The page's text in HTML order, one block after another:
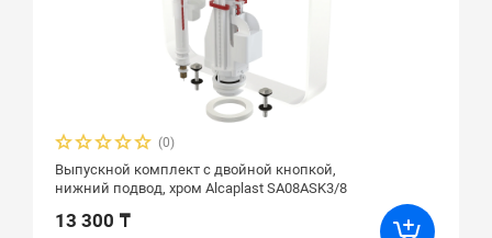
(0)
Выпускной комплект с двойной кнопкой,
нижний подвод, хром Alcaplast SA08ASK3/8
13 300 ₸